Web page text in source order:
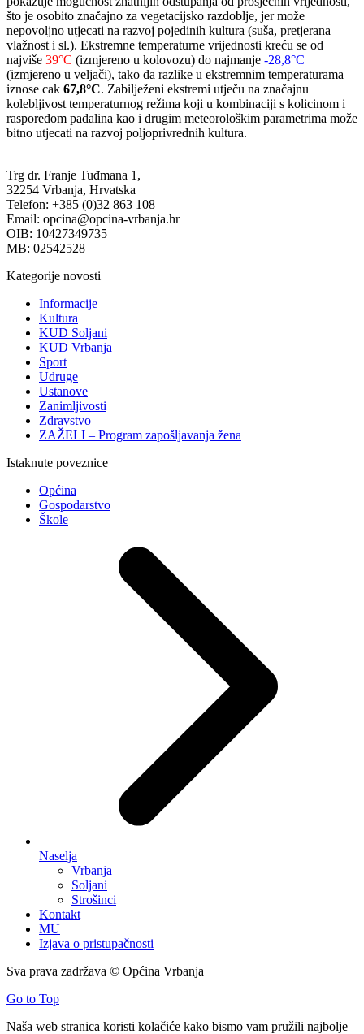
što je osobito značajno za vegetacijsko razdoblje, jer može
nepovoljno utjecati na razvoj pojedinih kultura (suša, pretjerana
vlažnost i sl.). Ekstremne temperaturne vrijednosti kreću se od
najviše 39°C (izmjereno u kolovozu) do najmanje -28,8°C
(izmjereno u veljači), tako da razlike u ekstremnim temperaturama
iznose cak 67,8°C. Zabilježeni ekstremi utječu na značajnu
kolebljivost temperaturnog režima koji u kombinaciji s kolicinom i
rasporedom padalina kao i drugim meteorološkim parametrima može
bitno utjecati na razvoj poljoprivrednih kultura.
Trg dr. Franje Tuđmana 1,
32254 Vrbanja, Hrvatska
Telefon: +385 (0)32 863 108
Email: opcina@opcina-vrbanja.hr
OIB: 10427349735
MB: 02542528
Kategorije novosti
Informacije
Kultura
KUD Soljani
KUD Vrbanja
Sport
Udruge
Ustanove
Zanimljivosti
Zdravstvo
ZAŽELI – Program zapošljavanja žena
Istaknute poveznice
Općina
Gospodarstvo
Škole
Naselja
Vrbanja
Soljani
Strošinci
Kontakt
MU
Izjava o pristupačnosti
Sva prava zadržava © Općina Vrbanja
Go to Top
Naša web stranica koristi kolačiće kako bismo vam pružili najbolje